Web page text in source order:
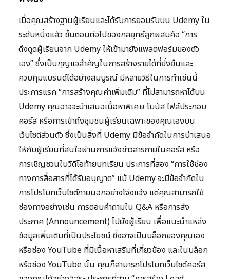
เมื่อคุณสร้างฐานผู้เรียนและได้รับการยอมรับบน Udemy ใน
ระดับหนึ่งแล้ว ขั้นตอนต่อไปของกลยุทธ์ลูกผสมคือ “การ
ดึงดูดผู้เรียนจาก Udemy ให้เข้ามายังแพลตฟอร์มของตัว
เอง” ซึ่งเป็นกุญแจสำคัญในการสร้างรายได้ที่ยั่งยืนและ
ควบคุมแบรนด์ได้อย่างสมบูรณ์ มีหลายวิธีในการทำเช่นนี้
ประการแรก “การสร้างคุณค่าเพิ่มเติม” ที่ไม่สามารถหาได้บน
Udemy คุณอาจจะนำเสนอเนื้อหาพิเศษ โบนัส ไฟล์ประกอบ
คอร์ส หรือการเข้าถึงชุมชนผู้เรียนเฉพาะของคุณเองบน
เว็บไซต์ส่วนตัว ซึ่งเป็นสิ่งที่ Udemy มีข้อจำกัดในการนำเสนอ
ให้กับผู้เรียนที่สนใจผ่านการแจ้งข่าวสารภายในคอร์ส หรือ
การเชิญชวนในวิดีโอท้ายบทเรียน ประการที่สอง “การใช้ช่อง
ทางการสื่อสารที่ได้รับอนุญาต” แม้ Udemy จะมีข้อจำกัดใน
การโปรโมทเว็บไซต์ภายนอกอย่างโจ่งแจ้ง แต่คุณสามารถใช้
ช่องทางอย่างเช่น การตอบคำถามใน Q&A หรือการส่ง
ประกาศ (Announcement) ไปยังผู้เรียน เพื่อแนะนำแหล่ง
ข้อมูลเพิ่มเติมที่เป็นประโยชน์ ซึ่งอาจเป็นบล็อกของคุณเอง
หรือช่อง YouTube ที่มีเนื้อหาเสริมที่เกี่ยวข้อง และในบล็อก
หรือช่อง YouTube นั้น คุณก็สามารถโปรโมทเว็บไซต์คอร์ส